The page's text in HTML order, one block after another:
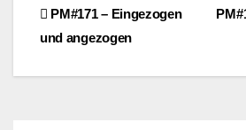
PM#171 – Eingezogen
und angezogen